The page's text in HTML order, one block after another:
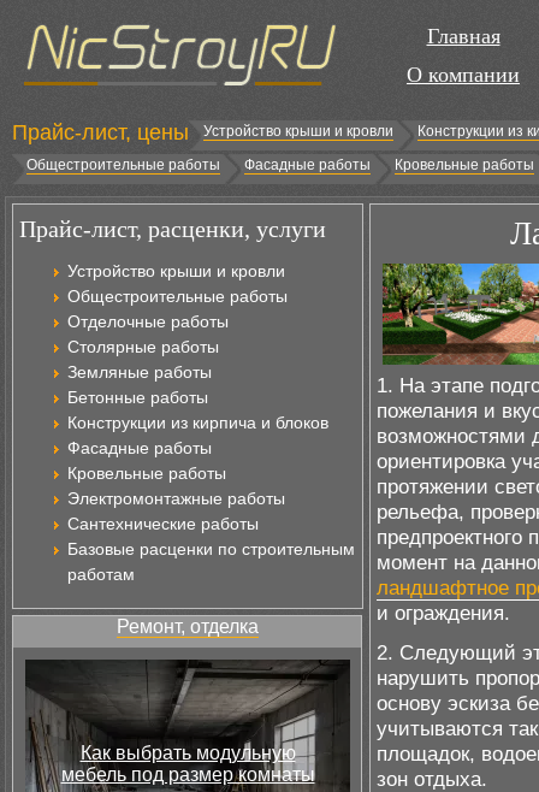
Главная
О компании
Прайс-лист, цены Устройство крыши и кровли
Конструкции из
Общестроительные работы
Фасадные работы Кровельные работы
Прайс-лист, расценки, услуги
Устройство крыши и кровли
Общестроительные работы
Отделочные работы
Столярные работы
Земляные работы
Бетонные работы
Конструкции из кирпича и блоков
Фасадные работы
Кровельные работы
Электромонтажные работы
Сантехнические работы
Базовые расценки по строительным
работам
Ремонт, отделка
Как выбрать модульную
мебель под размер комнаты
1. На этапе
пожелания и
возможностями
ориентировка
протяжении
рельефа,
момент на
ландшафтное
и ограждения.
2. Следующий
нарушить
основу эскиза
учитываются
площадок,
зон отдыха.